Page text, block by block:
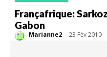
Françafrique:
Gabon
Marianne2 - 23 Fév 2010